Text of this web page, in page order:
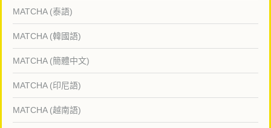
MATCHA (泰語)
MATCHA (韓國語)
MATCHA (簡體中文)
MATCHA (印尼語)
MATCHA (越南語)